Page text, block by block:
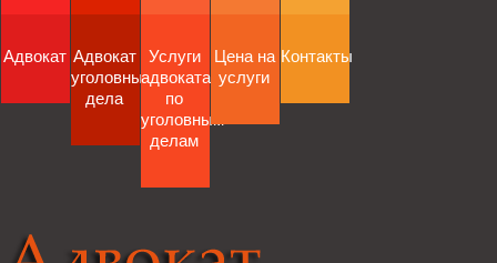
Адвокат Адвокат
уголовные
дела
Услуги
адвоката
по
уголовным
делам
Цена на
услуги
Контакты